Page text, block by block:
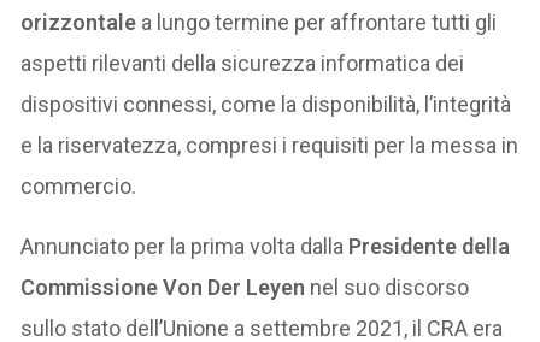
orizzontale a lungo termine per affrontare tutti gli
aspetti rilevanti della sicurezza informatica dei
dispositivi connessi, come la disponibilità, l’integrità
e la riservatezza, compresi i requisiti per la messa in
commercio.
Annunciato per la prima volta dalla Presidente della
Commissione Von Der Leyen nel suo discorso
sullo stato dell’Unione a settembre 2021, il CRA era